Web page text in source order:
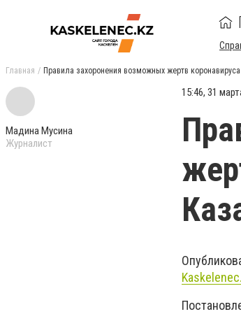
Главная Правила захоронения возможных жертв
Мадина Мусина
Журналист
15:46, 31